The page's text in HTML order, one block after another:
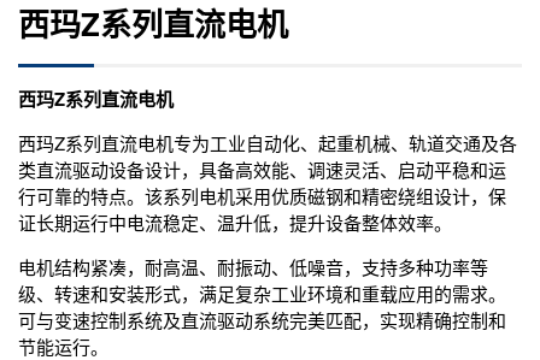
西玛Z系列直流电机
西玛Z系列直流电机
西玛Z系列直流电机专为工业自动化、起重机械、轨道交通及各
类直流驱动设备设计，具备高效能、调速灵活、启动平稳和运
行可靠的特点。该系列电机采用优质磁钢和精密绕组设计，保
证长期运行中电流稳定、温升低，提升设备整体效率。
电机结构紧凑，耐高温、耐振动、低噪音，支持多种功率等
级、转速和安装形式，满足复杂工业环境和重载应用的需求。
可与变速控制系统及直流驱动系统完美匹配，实现精确控制和
节能运行。